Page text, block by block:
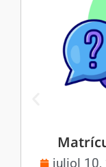
juliol 10,